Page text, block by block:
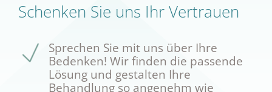
Schenken Sie uns Ihr Vertrauen
Sprechen Sie mit uns über Ihre
Bedenken! Wir finden die passende
Lösung und gestalten Ihre
Behandlung so angenehm wie